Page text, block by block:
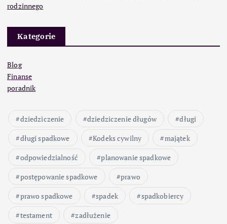
rodzinnego
Kategorie
Blog
Finanse
poradnik
dziedziczenie dziedziczenie długów
długi
długi spadkowe
Kodeks cywilny
majątek
odpowiedzialność
planowanie spadkowe
postępowanie spadkowe
prawo
prawo spadkowe
spadek
spadkobiercy
testament
zadłużenie